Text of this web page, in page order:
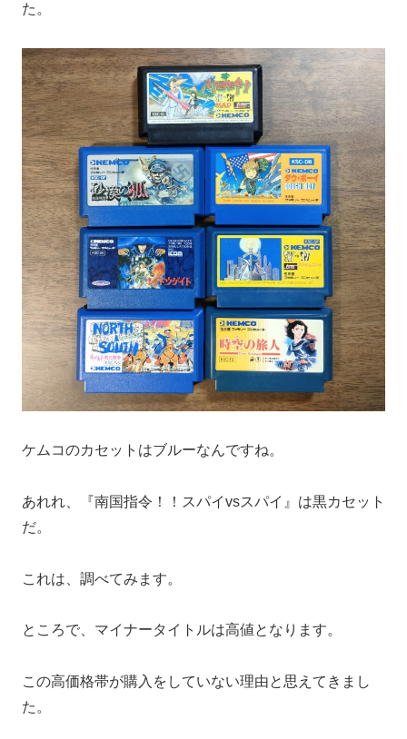
た。
ケムコのカセットはブルーなんですね。
あれれ、『南国指令！！スパイvsスパイ』は黒カセット
だ。
これは、調べてみます。
ところで、マイナータイトルは高値となります。
この高価格帯が購入をしていない理由と思えてきまし
た。